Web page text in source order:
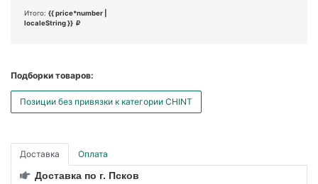
Итого: {{ price*number |
localeString }}
Подборки товаров:
Позиции без привязки к категории CHINT
Доставка Оплата
Доставка по г. Псков